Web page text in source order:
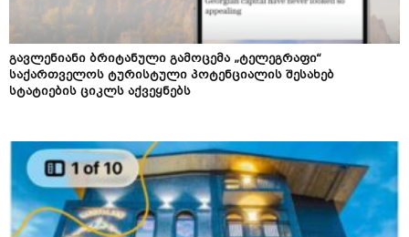
გავლენიანი ბრიტანული გამოცემა „ტელეგრაფი“
საქართველოს ტურისტული პოტენციალის შესახებ
სტატიების ციკლს აქვეყნებს